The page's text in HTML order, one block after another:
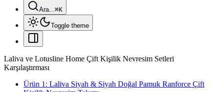
Ara...⌘K
Toggle theme
Laliva ve Lotusline Home Çift Kişilik Nevresim Setleri
Karşılaştırması
Ürün 1: Laliva Siyah & Siyah Doğal Pamuk Ranforce Çift